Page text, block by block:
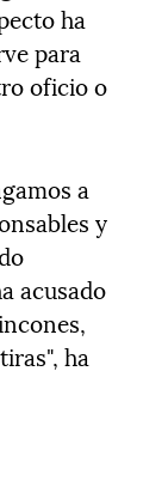
ha
para
oficio o
a
y
acusado
ha